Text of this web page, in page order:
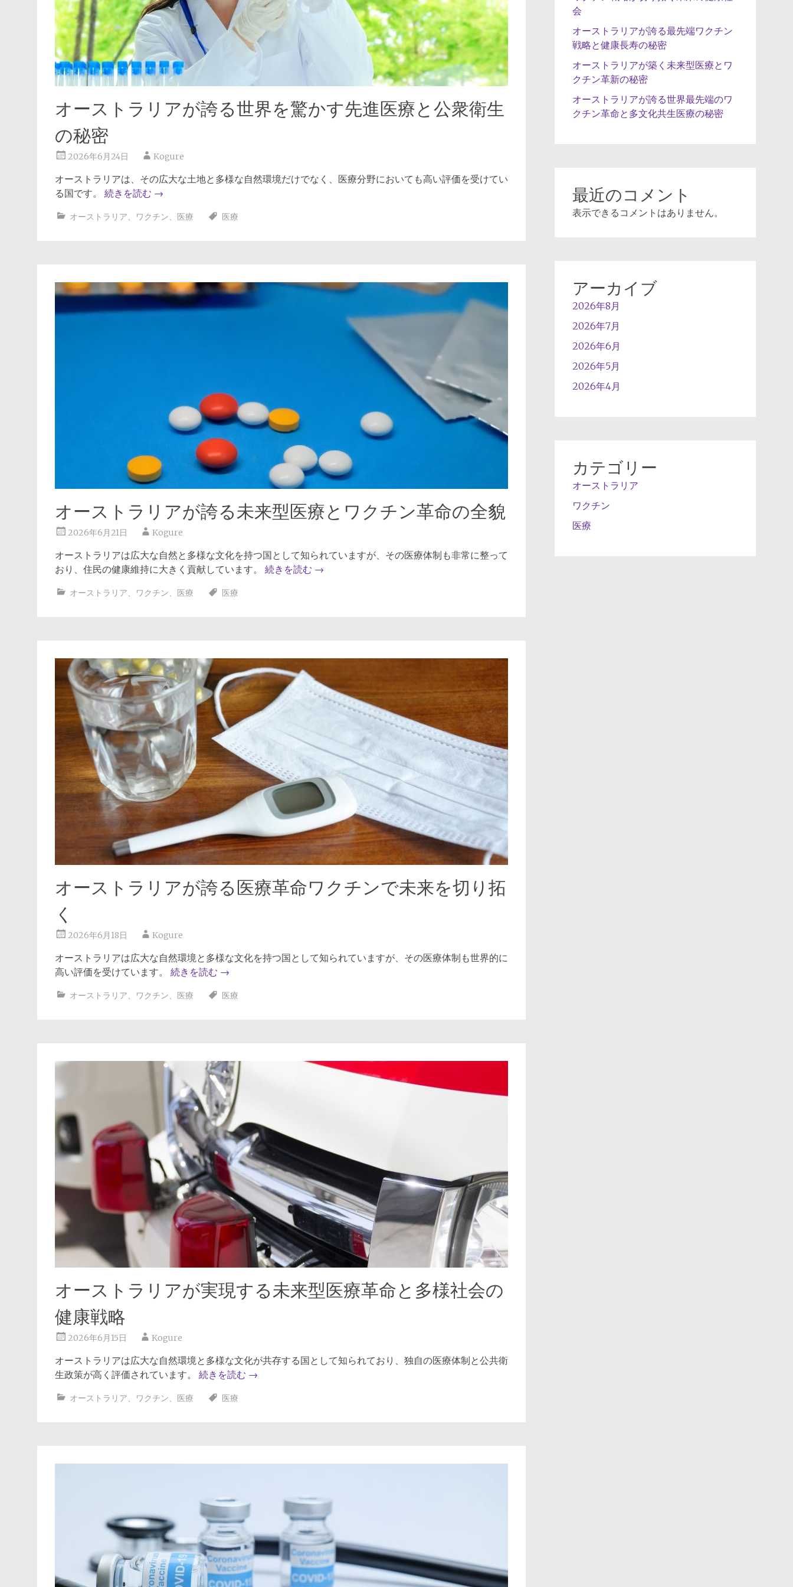
オーストラリアが誇る世界を驚かす先進医療と公衆衛生
の秘密
2026年6月24日 Kogure
オーストラリアは、その広大な土地と多様な自然環境だけでなく、医療分野においても高い評価を受けてい
る国です。 続きを読む →
オーストラリア、 ワクチン、 医療 医療
オーストラリアが誇る未来型医療とワクチン革命の全貌
2026年6月21日 Kogure
オーストラリアは広大な自然と多様な文化を持つ国として知られていますが、その医療体制も非常に整って
おり、住民の健康維持に大きく貢献しています。 続きを読む →
オーストラリア、 ワクチン、 医療 医療
オーストラリアが誇る医療革命ワクチンで未来を切り拓
く
2026年6月18日 Kogure
オーストラリアは広大な自然環境と多様な文化を持つ国として知られていますが、その医療体制も世界的に
高い評価を受けています。 続きを読む →
オーストラリア、 ワクチン、 医療 医療
オーストラリアが実現する未来型医療革命と多様社会の
健康戦略
2026年6月15日 Kogure
オーストラリアは広大な自然環境と多様な文化が共存する国として知られており、独自の医療体制と公共衛
生政策が高く評価されています。 続きを読む →
オーストラリア、 ワクチン、 医療 医療
会
オーストラリアが誇る最先端ワクチン
戦略と健康長寿の秘密
オーストラリアが築く未来型医療とワ
クチン革新の秘密
オーストラリアが誇る世界最先端のワ
クチン革命と多文化共生医療の秘密
最近のコメント
表示できるコメントはありません。
アーカイブ
2026年8月
2026年7月
2026年6月
2026年5月
2026年4月
カテゴリー
オーストラリア
ワクチン
医療